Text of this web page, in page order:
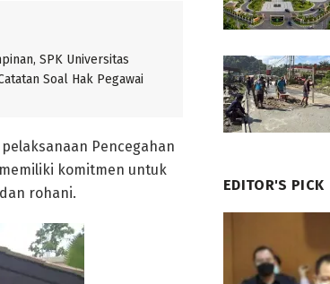
SPK Universitas
Soal Hak Pegawai
Pencegahan
komitmen untuk
rohani.
EDITOR'S PICK